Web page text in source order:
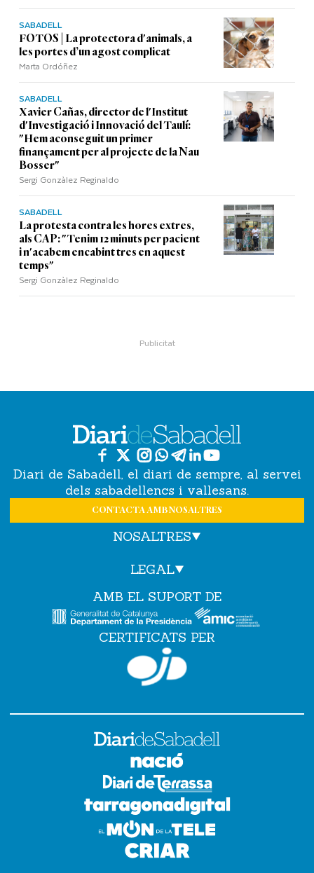
SABADELL
FOTOS | La protectora d'animals, a
les portes d’un agost complicat
Marta Ordóñez
SABADELL
Xavier Cañas, director de l'Institut
d'Investigació i Innovació del Taulí:
"Hem aconseguit un primer
finançament per al projecte de la Nau
Bosser"
Sergi Gonzàlez Reginaldo
SABADELL
La protesta contra les hores extres,
als CAP: "Tenim 12 minuts per pacient
i n'acabem encabint tres en aquest
temps"
Sergi Gonzàlez Reginaldo
Diari de Sabadell, el diari de sempre, al servei
dels sabadellencs i vallesans.
CONTACTA AMB NOSALTRES
NOSALTRES
LEGAL
AMB EL SUPORT DE
CERTIFICATS PER